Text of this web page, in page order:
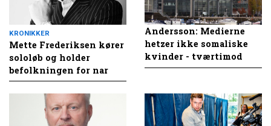
KRONIKKER
Mette Frederiksen kører
sololøb og holder
befolkningen for nar
Andersson: Medierne
hetzer ikke somaliske
kvinder - tværtimod